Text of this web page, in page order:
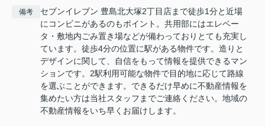
備考
セブンイレブン 豊島北大塚2丁目店まで徒歩1分と近場
にコンビニがあるのもポイント。共用部にはエレベー
タ・敷地内ごみ置き場などが備わっておりとても充実し
ています。徒歩4分の位置に駅がある物件です。造りと
デザインに関して、自信をもって情報を提供できるマン
ションです。2駅利用可能な物件で目的地に応じて路線
を選ぶことができます。できるだけ早めに不動産情報を
集めたい方は当社スタッフまでご連絡ください。地域の
不動産情報をいち早くお届けします。